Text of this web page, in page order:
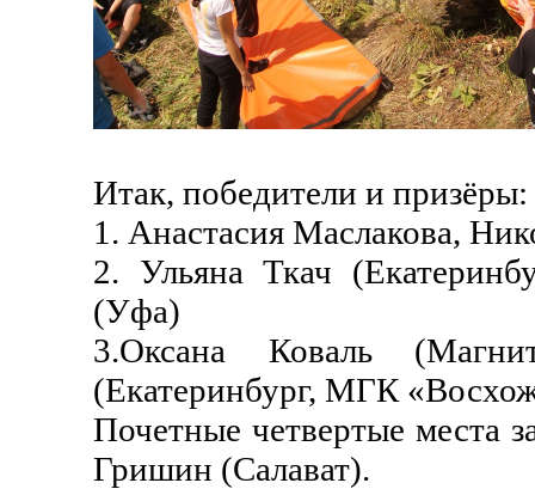
Итак, победители и призёры:
1. Анастасия Маслакова,
2. Ульяна Ткач
(Уфа)
3.Оксана Коваль
(Екатеринбург, МГК
Почетные четвертые места
Гришин (Салават).